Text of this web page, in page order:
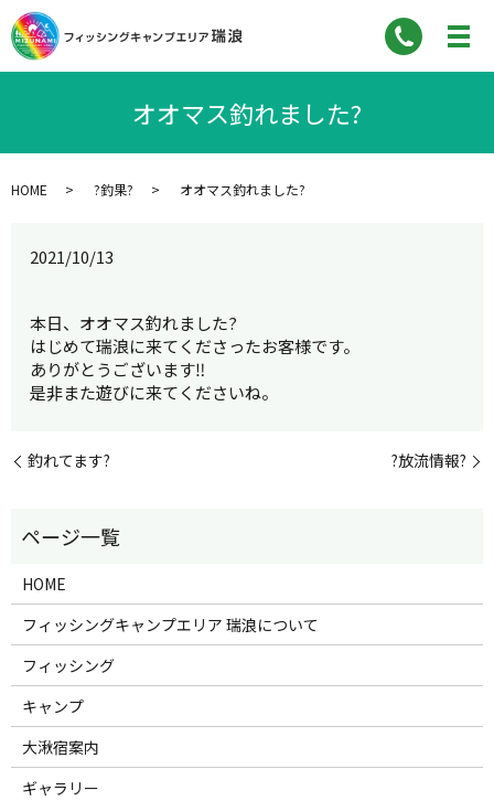
オオマス釣れました?
HOME ?釣果? オオマス釣れました?
2021/10/13
本日、オオマス釣れました?
はじめて瑞浪に来てくださったお客様です。
ありがとうございます‼︎
是非また遊びに来てくださいね。
釣れてます? ?放流情報?
HOME
フィッシングキャンプエリア 瑞浪について
フィッシング
キャンプ
大湫宿案内
ギャラリー